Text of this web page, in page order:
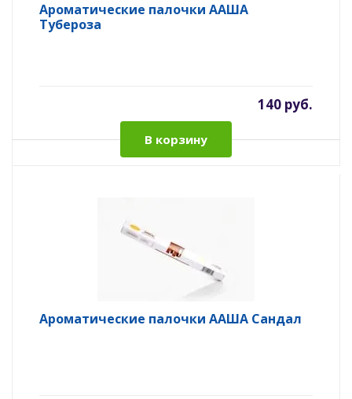
Ароматические палочки ААША
Тубероза
140 руб.
В корзину
Ароматические палочки ААША Сандал